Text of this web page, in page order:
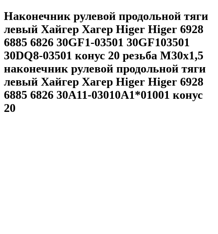
Наконечник рулевой продольной тяги
левый Хайгер Хагер Higer Higer 6928
6885 6826 30GF1-03501 30GF103501
30DQ8-03501 конус 20 резьба M30x1,5
наконечник рулевой продольной тяги
левый Хайгер Хагер Higer Higer 6928
6885 6826 30A11-03010A1*01001 конус
20